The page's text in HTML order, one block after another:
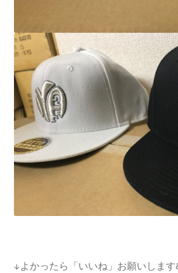
↓よかったら「いいね」お願いしま